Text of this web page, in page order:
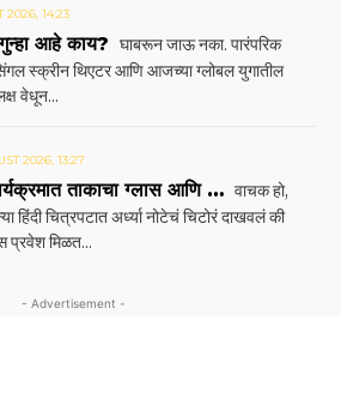
2026, 14:23
आहे काय? घाबरून जाऊ नका. पारंपरिक
स्क्रीन थिएटर आणि आजच्या ग्लोबल युगातील
वेधून...
2026, 13:27
ताकाचा ग्लास आणि … वाचक हो,
चित्रपटात अर्ध्या नोटेचं चिटोरं दाखवलं की
प्रवेश मिळत...
- Advertisement -